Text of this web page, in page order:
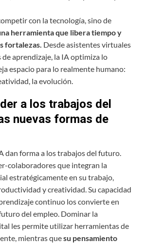
con la tecnología, sino de
herramienta que libera tiempo y
fortalezas. Desde asistentes virtuales
aprendizaje, la IA optimiza lo
espacio para lo realmente humano:
la evolución.
a los trabajos del
nuevas formas de
dan forma a los trabajos del futuro.
colaboradores que integran la
estratégicamente en su trabajo,
y creatividad. Su capacidad
continuo los convierte en
del empleo. Dominar la
les permite utilizar herramientas de
mientras quesu pensamiento